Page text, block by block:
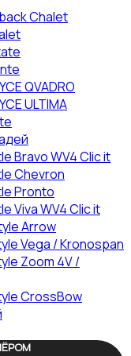
Chalet
QVADRO
ULTIMA
Bravo WV4 Clic it
Chevron
Pronto
Viva WV4 Clic it
Arrow
Vega / Kronospan
Zoom 4V /
СrossBow